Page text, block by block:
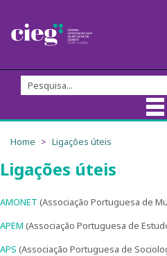
Sobre nós
Equipa do CIEG
Membros
Direção
Home Ligações úteis
Ligações úteis
AMONET (Associação Portuguesa de
APEM (Associação Portuguesa de
APS (Associação Portuguesa de